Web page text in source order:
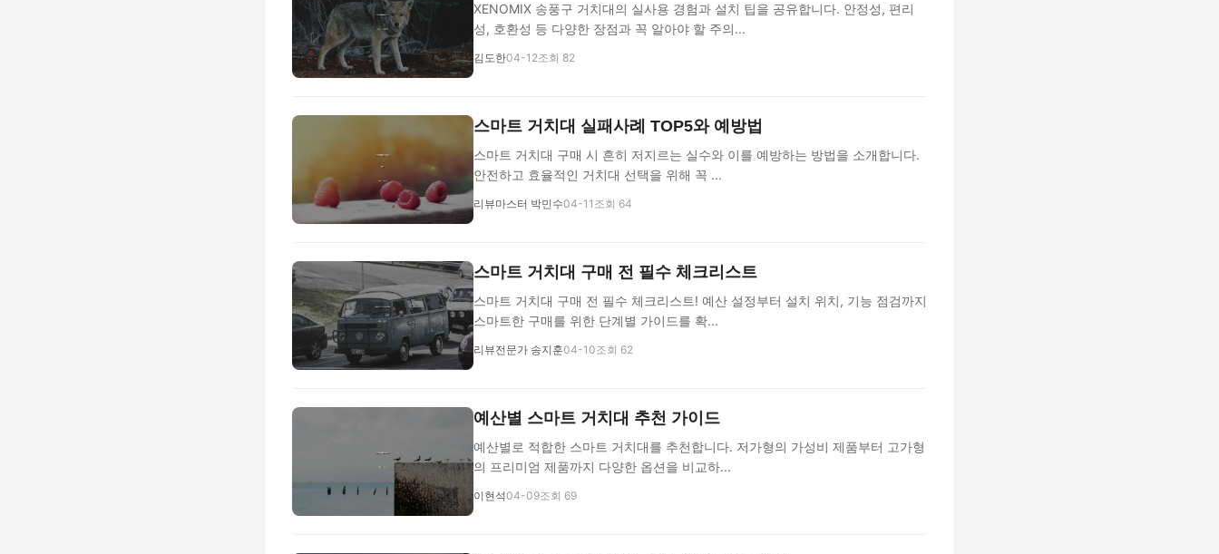
XENOMIX 송풍구 거치대의 실사용 경험과 설치 팁을 공유합니다. 안정성, 편리
성, 호환성 등 다양한 장점과 꼭 알아야 할 주의...
김도한04-12조회 82
스마트 거치대 실패사례 TOP5와 예방법
스마트 거치대 구매 시 흔히 저지르는 실수와 이를 예방하는 방법을 소개합니다.
안전하고 효율적인 거치대 선택을 위해 꼭 ...
리뷰마스터 박민수04-11 조회 64
스마트 거치대 구매 전 필수 체크리스트
스마트 거치대 구매 전 필수 체크리스트! 예산 설정부터 설치 위치, 기능 점검까지
스마트한 구매를 위한 단계별 가이드를 확...
리뷰전문가 송지훈04-10조회 62
예산별 스마트 거치대 추천 가이드
예산별로 적합한 스마트 거치대를 추천합니다. 저가형의 가성비 제품부터 고가형
의 프리미엄 제품까지 다양한 옵션을 비교하...
이현석04-09조회 69